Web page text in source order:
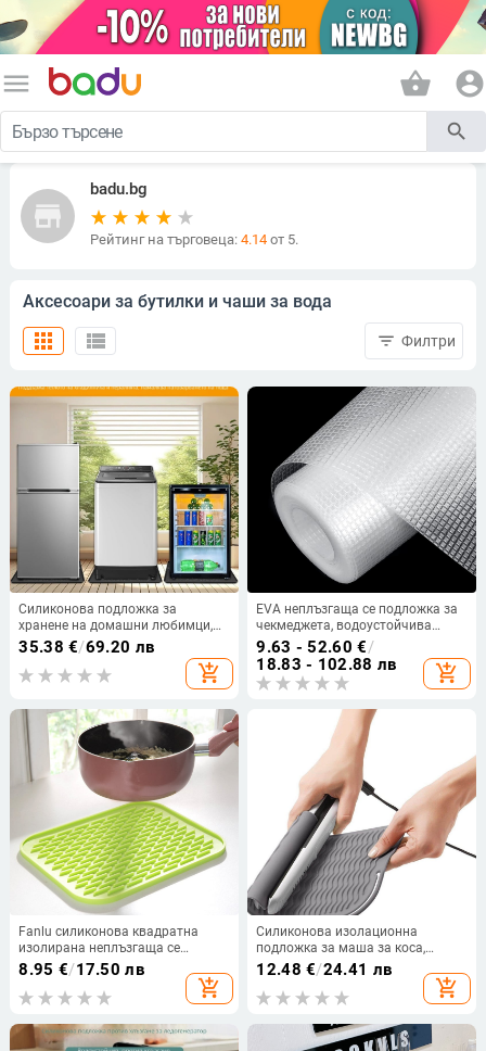
menu shopping_basket account_circle
search
store
badu.bg
Рейтинг на търговеца: 4.14от 5.
Аксесоари за бутилки и чаши за вода
view_list
apps filter_list Филтри
Силиконова подложка за
хранене на домашни любимци,
хранителен силикон,
маслоустойчива, неплъзгаща се,
лесна за почистване.
35.38 €/69.20 лв
add_shopping_cart
EVA неплъзгаща се подложка за
чекмеджета, водоустойчива
лайнер за шкафове и полици,
миеща се
9.63 - 52.60 €/
18.83 - 102.88 лв
add_shopping_cart
Fanlu силиконова квадратна
изолирана неплъзгаща се
подложка за съдове и чаши с
персонализирано лого
8.95 €/17.50 лв
add_shopping_cart
Силиконова изолационна
подложка за маша за коса,
квадратна форма, портативна,
термоустойчива, без
електрическо захранване
12.48 €/24.41 лв
add_shopping_cart